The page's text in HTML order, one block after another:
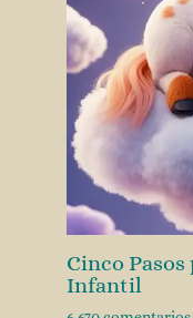
Cinco
Infantil